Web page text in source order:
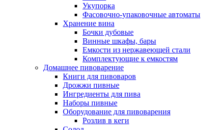
Укупорка
Фасовочно-упаковочные автоматы
Хранение вина
Бочки дубовые
Винные шкафы, бары
Емкости из нержавеющей стали
Комплектующие к емкостям
Домашнее пивоварение
Книги для пивоваров
Дрожжи пивные
Ингредиенты для пива
Наборы пивные
Оборудование для пивоварения
Розлив в кеги